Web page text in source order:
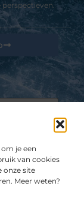
je een
van cookies
onze site
Meer weten?
Almere
vliegveld